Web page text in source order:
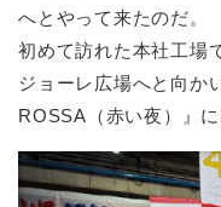
へとやって来たのだ。
初めて訪れた本社工場
ジョーレ広場へと向か
ROSSA（赤い夜）』